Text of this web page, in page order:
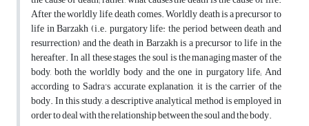
After the worldly life, death comes. Worldly death is a precursor to
life in Barzakh (i.e. purgatory life: the period between death and
resurrection) and the death in Barzakh is a precursor to life in the
hereafter. In all these stages, the soul is the managing master of the
body, both the worldly body and the one in purgatory life; And
according to Sadra's accurate explanation, it is the carrier of the
body. In this study, a descriptive analytical method is employed in
order to deal with the relationship between the soul and the body.